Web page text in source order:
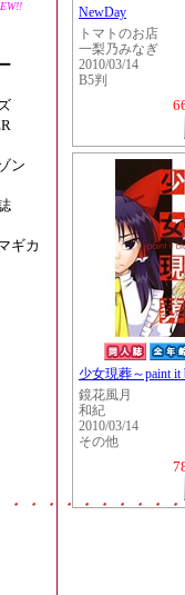
ン
ギカ
・・・・・・・・・
NewDay
トマトのお店
一梨乃みなぎ
2010/03/14
B5判
少女現葬～paint it
鏡花風月
和紀
2010/03/14
その他